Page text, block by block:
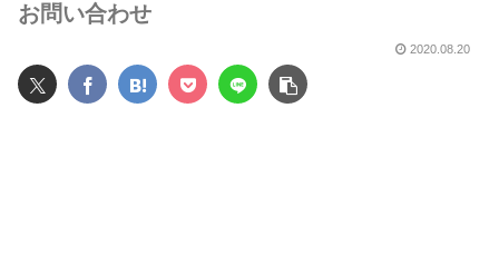
お問い合わせ
2020.08.20